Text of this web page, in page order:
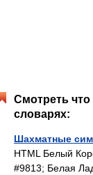
Смотреть
словарях:
Шахматные
HTML Белый
#9813; Белая